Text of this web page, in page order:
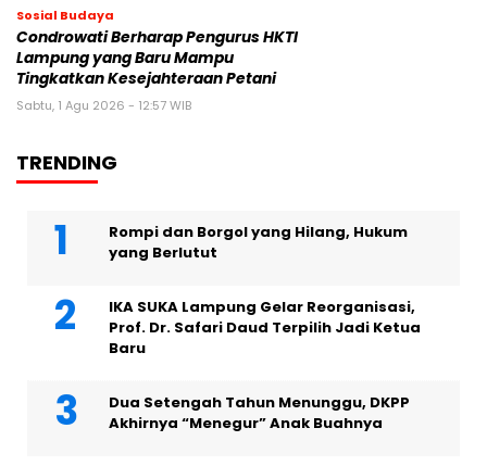
Sosial Budaya
Condrowati Berharap Pengurus HKTI
Lampung yang Baru Mampu
Tingkatkan Kesejahteraan Petani
Sabtu, 1 Agu 2026 - 12:57 WIB
TRENDING
Rompi dan Borgol yang Hilang, Hukum
yang Berlutut
IKA SUKA Lampung Gelar Reorganisasi,
Prof. Dr. Safari Daud Terpilih Jadi Ketua
Baru
Dua Setengah Tahun Menunggu, DKPP
Akhirnya “Menegur” Anak Buahnya